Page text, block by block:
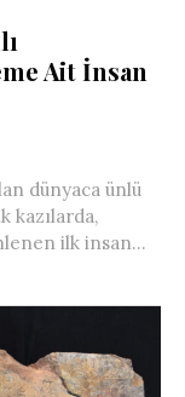
Ait İnsan
dünyaca ünlü
kazılarda,
ilk insan...